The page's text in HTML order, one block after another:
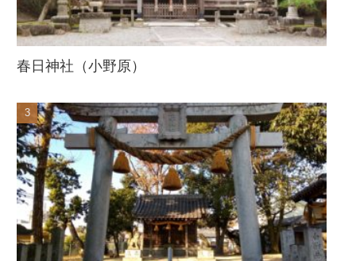
春日神社（小野原）